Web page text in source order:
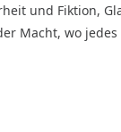
und Fiktion,
Macht, wo